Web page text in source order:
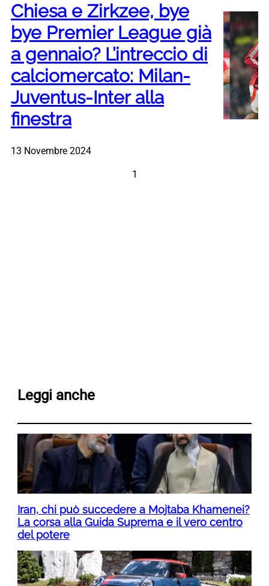
Chiesa e Zirkzee, bye
bye Premier League già
a gennaio? L’intreccio di
calciomercato: Milan-
Juventus-Inter alla
finestra
13 Novembre 2024
1
Leggi anche
Iran, chi può succedere a Mojtaba Khamenei?
La corsa alla Guida Suprema e il vero centro
del potere